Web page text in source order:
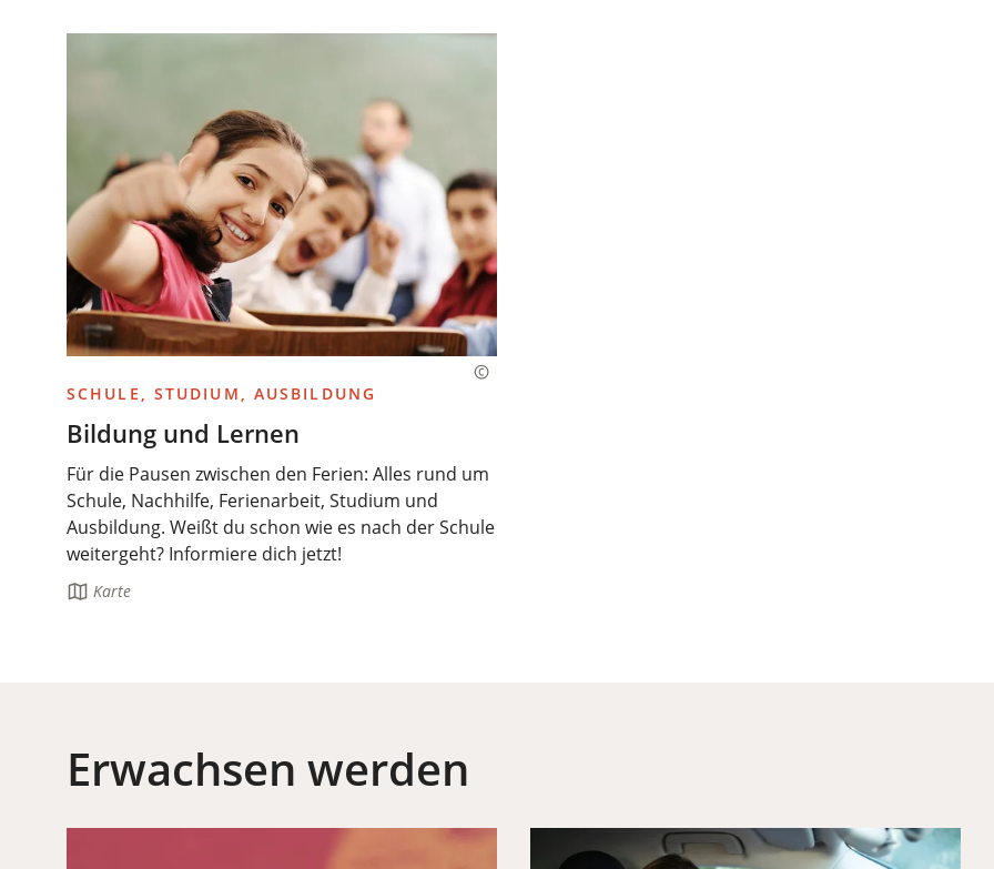
SCHULE, STUDIUM, AUSBILDUNG
Bildung und Lernen
Für die Pausen zwischen den Ferien: Alles rund um
Schule, Nachhilfe, Ferienarbeit, Studium und
Ausbildung. Weißt du schon wie es nach der Schule
weitergeht? Informiere dich jetzt!
Die Karte
Erwachsen werden